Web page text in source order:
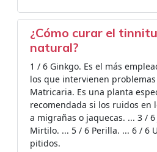
¿Cómo curar el
natural?
1 / 6 Ginkgo. Es el más
los que intervienen
Matricaria. Es una planta
recomendada si los ruidos en
a migrañas o jaquecas. ... 3 /
Mirtilo. ... 5 / 6 Perilla. ... 6 / 6
pitidos.